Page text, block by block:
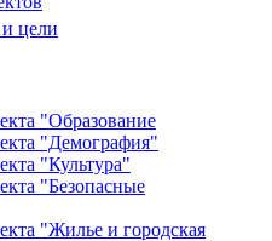
цели
"Образование
"Демография"
"Культура"
"Безопасные
"Жилье и городская